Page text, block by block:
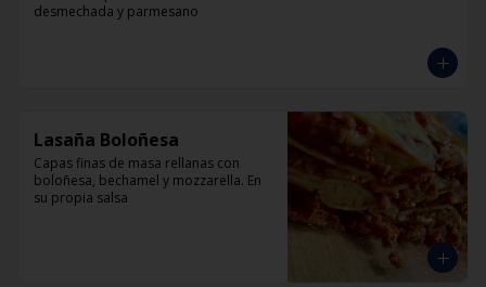
desmechada y parmesano
Lasaña Boloñesa
Capas finas de masa rellanas con
boloñesa, bechamel y mozzarella. En
su propia salsa